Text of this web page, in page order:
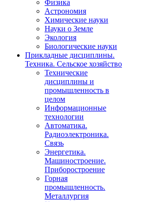
Физика
Астрономия
Химические науки
Науки о Земле
Экология
Биологические науки
Прикладные дисциплины.
Техника. Сельское хозяйство
Технические
дисциплины и
промышленность в
целом
Информационные
технологии
Автоматика.
Радиоэлектроника.
Связь
Энергетика.
Машиностроение.
Приборостроение
Горная
промышленность.
Металлургия